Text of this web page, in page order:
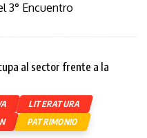
3° Encuentro
LITERATURA
PATRIMONIO